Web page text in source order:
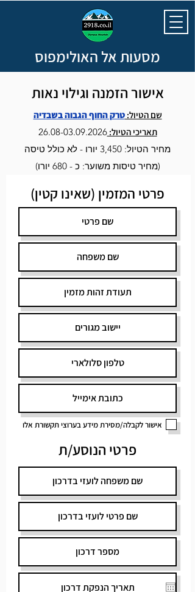
מסעות אל האולימפוס
אישור הזמנה וגילוי נאות
שם הטיול:טרק החוף הגבוה בשבדיה
תאריכי הטיול:26.08-03.09.2026
מחיר הטיול: 3,450 יורו - לא כולל טיסה
(מחיר טיסות משוער: כ - 680 יורו)
פרטי המזמין (שאינו קטין)
אישור לקבלה/מסירת מידע בערוצי תקשורת אלו
פרטי הנוסע/ת